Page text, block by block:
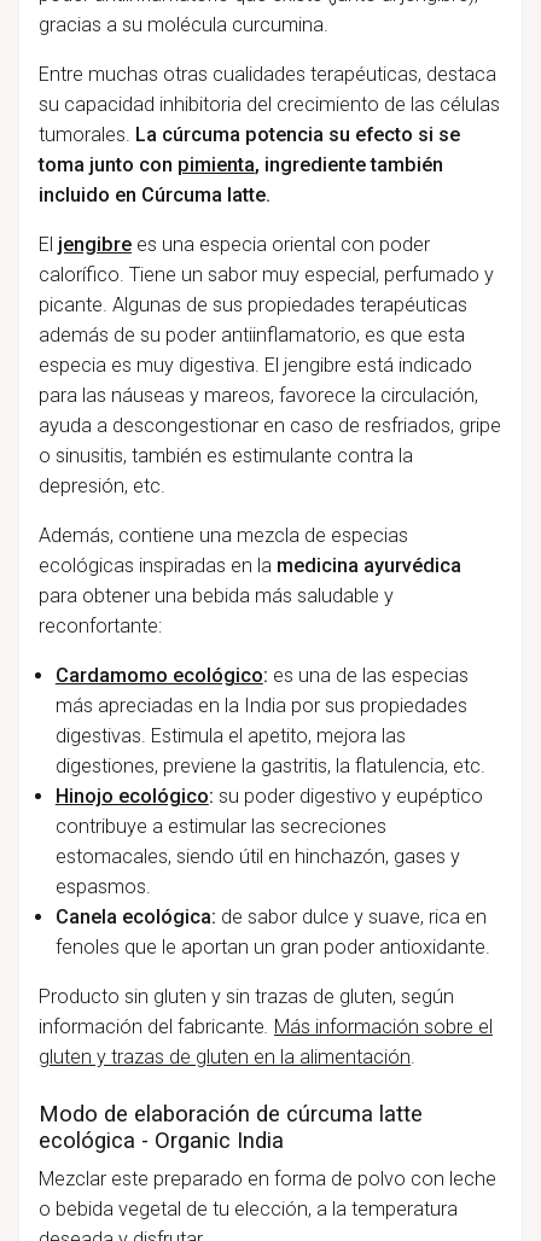
gracias a su molécula curcumina.
Entre muchas otras cualidades terapéuticas, destaca
su capacidad inhibitoria del crecimiento de las células
tumorales. La cúrcuma potencia su efecto si se
toma junto con pimienta, ingrediente también
incluido en Cúrcuma latte.
El jengibrees una especia oriental con poder
calorífico. Tiene un sabor muy especial, perfumado y
picante. Algunas de sus propiedades terapéuticas
además de su poder antiinflamatorio, es que esta
especia es muy digestiva. El jengibre está indicado
para las náuseas y mareos, favorece la circulación,
ayuda a descongestionar en caso de resfriados, gripe
o sinusitis, también es estimulante contra la
depresión, etc.
Además, contiene una mezcla de especias
ecológicas inspiradas en la medicina ayurvédica
para obtener una bebida más saludable y
reconfortante:
Cardamomo ecológico: es una de las especias
más apreciadas en la India por sus propiedades
digestivas. Estimula el apetito, mejora las
digestiones, previene la gastritis, la flatulencia, etc.
Hinojo ecológico: su poder digestivo y eupéptico
contribuye a estimular las secreciones
estomacales, siendo útil en hinchazón, gases y
espasmos.
Canela ecológica: de sabor dulce y suave, rica en
fenoles que le aportan un gran poder antioxidante.
Producto sin gluten y sin trazas de gluten, según
información del fabricante. Más información sobre el
gluten y trazas de gluten en la alimentación.
Modo de elaboración de cúrcuma latte
ecológica - Organic India
Mezclar este preparado en forma de polvo con leche
o bebida vegetal de tu elección, a la temperatura